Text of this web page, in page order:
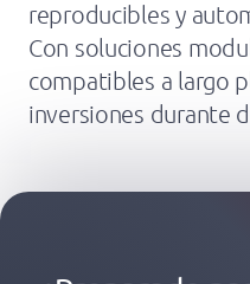
reproducibles y
Con soluciones
compatibles a largo
inversiones durante